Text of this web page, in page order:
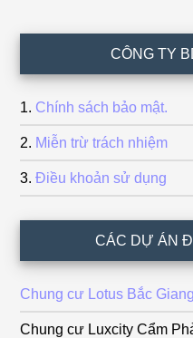
CÔNG TY
Chính sách bảo mật.
Miễn trừ trách nhiệm
Điều khoản sử dụng
CÁC DỰ ÁN
Chung cư Lotus Bắc Giang
Chung cư Luxcity Cẩm